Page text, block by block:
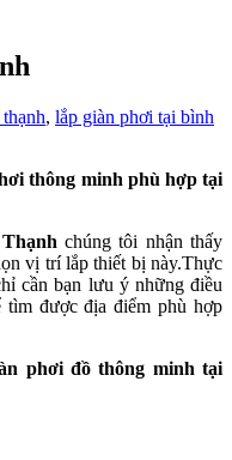
, lắp giàn phơi tại bình
thông minh phù hợp tại
chúng tôi nhận thấy
vị trí lắp thiết bị này.Thực
cần bạn lưu ý những điều
được địa điểm phù hợp
phơi đồ thông minh tại